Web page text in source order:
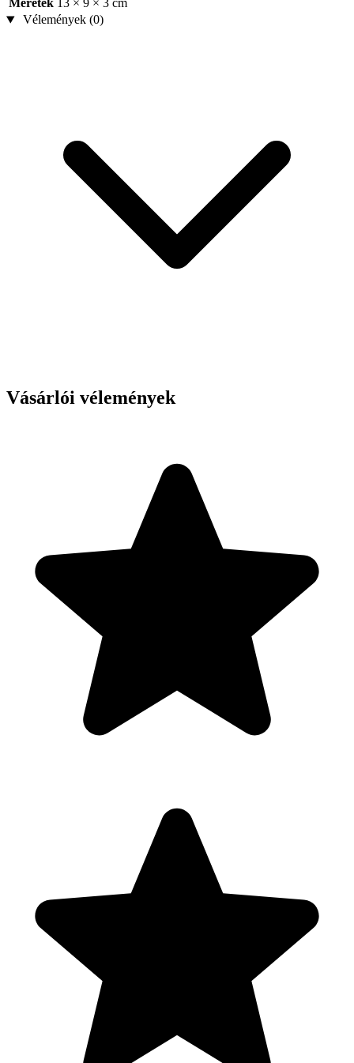
Méretek
13 × 9 × 3 cm
Vélemények (0)
Vásárlói vélemények